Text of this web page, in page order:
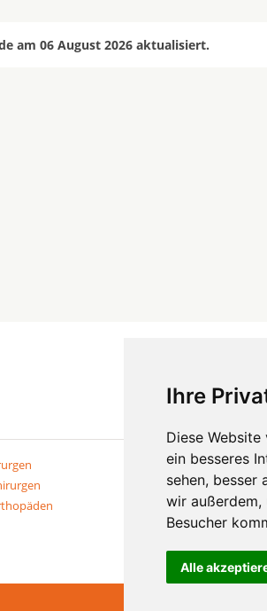
Ihre
Diese
ein besseres
sehen, besser
wir außerdem,
Besucher
Alle
am 06 August 2026 aktualisiert.
Zahnärzte in Städten
Zahnärzte in